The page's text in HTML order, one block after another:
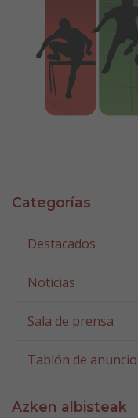
Categorías
Destacados
Noticias
Sala de prensa
Tablón de
Azken albisteak